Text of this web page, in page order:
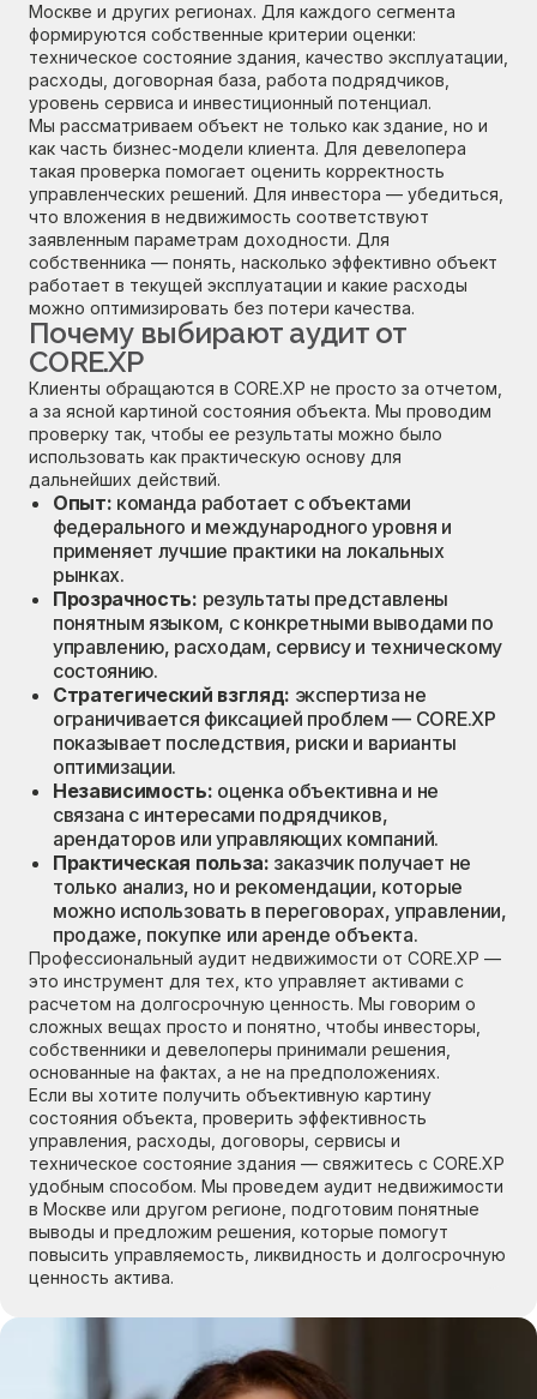
Москве и других регионах. Для каждого сегмента
формируются собственные критерии оценки:
техническое состояние здания, качество эксплуатации,
расходы, договорная база, работа подрядчиков,
уровень сервиса и инвестиционный потенциал.
Мы рассматриваем объект не только как здание, но и
как часть бизнес-модели клиента. Для девелопера
такая проверка помогает оценить корректность
управленческих решений. Для инвестора — убедиться,
что вложения в недвижимость соответствуют
заявленным параметрам доходности. Для
собственника — понять, насколько эффективно объект
работает в текущей эксплуатации и какие расходы
можно оптимизировать без потери качества.
Почему выбирают аудит от
CORE.XP
Клиенты обращаются в CORE.XP не просто за отчетом,
а за ясной картиной состояния объекта. Мы проводим
проверку так, чтобы ее результаты можно было
использовать как практическую основу для
дальнейших действий.
Опыт: команда работает с объектами
федерального и международного уровня и
применяет лучшие практики на локальных
рынках.
Прозрачность: результаты представлены
понятным языком, с конкретными выводами по
управлению, расходам, сервису и техническому
состоянию.
Стратегический взгляд: экспертиза не
ограничивается фиксацией проблем — CORE.XP
показывает последствия, риски и варианты
оптимизации.
Независимость: оценка объективна и не
связана с интересами подрядчиков,
арендаторов или управляющих компаний.
Практическая польза: заказчик получает не
только анализ, но и рекомендации, которые
можно использовать в переговорах, управлении,
продаже, покупке или аренде объекта.
Профессиональный аудит недвижимости от CORE.XP —
это инструмент для тех, кто управляет активами с
расчетом на долгосрочную ценность. Мы говорим о
сложных вещах просто и понятно, чтобы инвесторы,
собственники и девелоперы принимали решения,
основанные на фактах, а не на предположениях.
Если вы хотите получить объективную картину
состояния объекта, проверить эффективность
управления, расходы, договоры, сервисы и
техническое состояние здания — свяжитесь с CORE.XP
удобным способом. Мы проведем аудит недвижимости
в Москве или другом регионе, подготовим понятные
выводы и предложим решения, которые помогут
повысить управляемость, ликвидность и долгосрочную
ценность актива.